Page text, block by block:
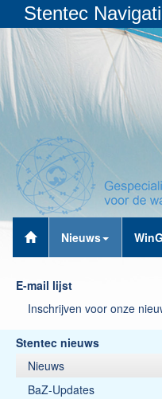
Stentec
Nieuws
E-mail lijst
Inschrijven voor onze
Stentec nieuws
Nieuws
BaZ-Updates